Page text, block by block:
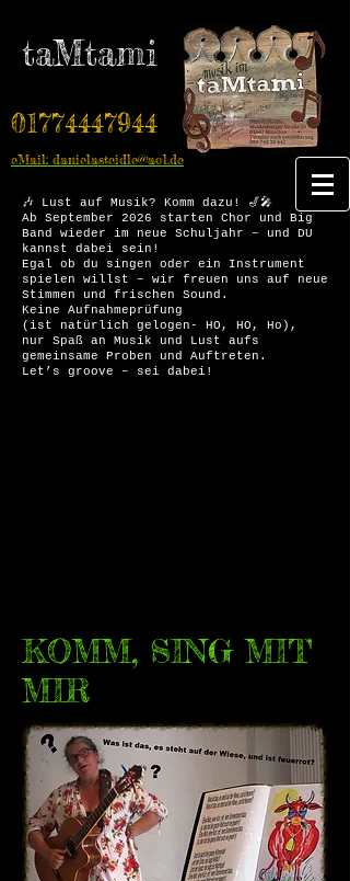
taMtami
🎶 Lust auf Musik? Komm dazu! 🎷🎤
Ab September 2026 starten Chor und Big
Band wieder im neue Schuljahr – und DU
kannst dabei sein!
Egal ob du singen oder ein Instrument
spielen willst – wir freuen uns auf neue
Stimmen und frischen Sound.
Keine Aufnahmeprüfung
(ist natürlich gelogen- HO, HO, Ho),
nur Spaß an Musik und Lust aufs
gemeinsame Proben und Auftreten.
Let’s groove – sei dabei!
01774447944
eMail: danielasteidle@aol.de
KOMM, SING MIT
MIR